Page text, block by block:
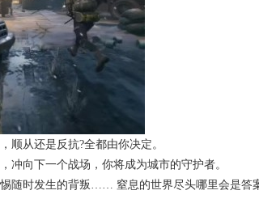
从还是反抗?全都由你决定。
向下一个战场，你将成为城市的守护者。
随时发生的背叛…… 窒息的世界尽头哪里会是答